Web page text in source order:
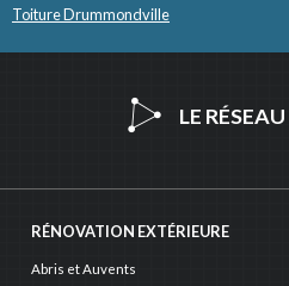
Toiture Drummondville
LE RÉSEAU
RÉNOVATION EXTÉRIEURE
Abris et Auvents